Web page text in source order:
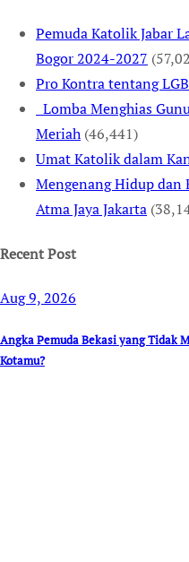
Pemuda Katolik Jabar
Bogor 2024-2027
Pro Kontra tentang
Lomba Menghias
Meriah (46,441)
Umat Katolik dalam
Mengenang Hidup dan
Atma Jaya Jakarta
Recent Post
Aug 9, 2026
Angka Pemuda Bekasi yang Tidak
Kotamu?